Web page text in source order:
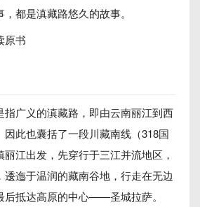
都是滇藏路悠久的故事。
原书
指广义的滇藏路，即由云南丽江到西
此也囊括了一段川藏南线（318国
江出发，先穿行于三江并流地区，
迤于温润的藏南谷地，行走在无边
后抵达高原的中心——圣城拉萨。